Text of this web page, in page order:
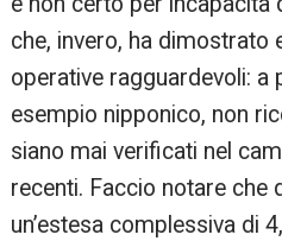
che, invero, ha dimostrato
operative ragguardevoli: a
esempio nipponico, non
siano mai verificati nel
recenti. Faccio notare che
un’estesa complessiva di